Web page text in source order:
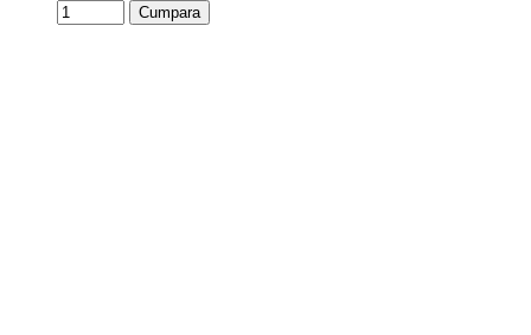
Cumpara